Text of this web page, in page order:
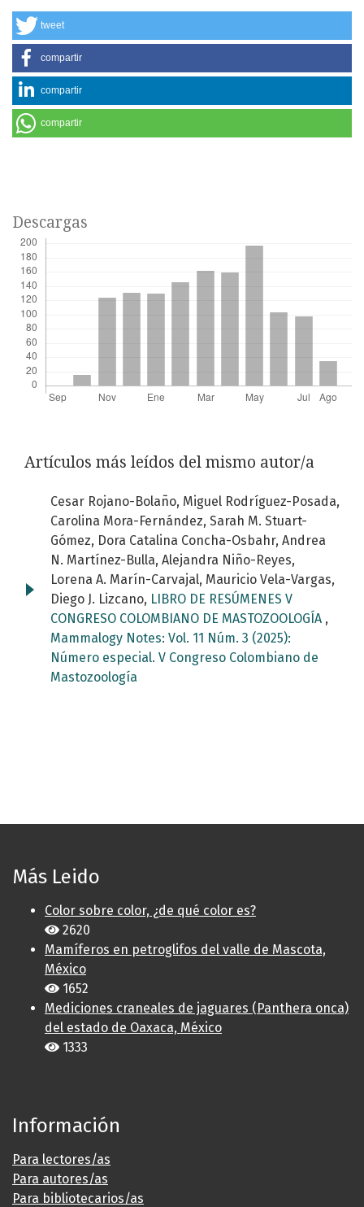
tweet
compartir
compartir
compartir
Descargas
Artículos más leídos del mismo autor/a
Cesar Rojano-Bolaño, Miguel Rodríguez-Posada,
Carolina Mora-Fernández, Sarah M. Stuart-
Gómez, Dora Catalina Concha-Osbahr, Andrea
N. Martínez-Bulla, Alejandra Niño-Reyes,
Lorena A. Marín-Carvajal, Mauricio Vela-Vargas,
Diego J. Lizcano, LIBRO DE RESÚMENES V
CONGRESO COLOMBIANO DE MASTOZOOLOGÍA ,
Mammalogy Notes: Vol. 11 Núm. 3 (2025):
Número especial. V Congreso Colombiano de
Mastozoología
Más Leido
Color sobre color, ¿de qué color es?
2620
Mamíferos en petroglifos del valle de Mascota,
México
1652
Mediciones craneales de jaguares (Panthera onca)
del estado de Oaxaca, México
1333
Información
Para lectores/as
Para autores/as
Para bibliotecarios/as